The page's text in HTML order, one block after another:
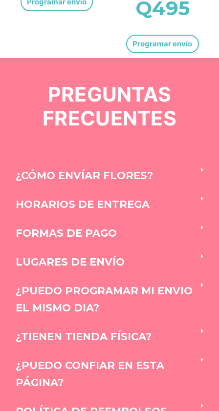
Q495
Programar envío
PREGUNTAS
FRECUENTES
¿CÓMO ENVÍAR FLORES?
HORARIOS DE ENTREGA
FORMAS DE PAGO
LUGARES DE ENVÍO
¿PUEDO PROGRAMAR MI ENVIO
EL MISMO DIA?
¿TIENEN TIENDA FÍSICA?
¿PUEDO CONFIAR EN ESTA
PÁGINA?